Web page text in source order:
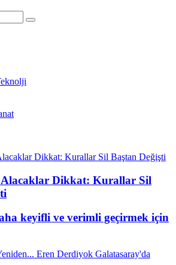
Alacaklar Dikkat: Kurallar Sil
keyifli ve verimli geçirmek için